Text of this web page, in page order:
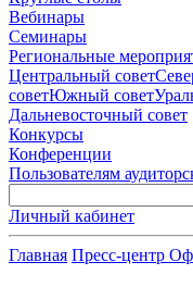
Вебинары
Семинары
Региональные
Центральный совет
советЮжный совет
Дальневосточный совет
Конкурсы
Конференции
Пользователям
Личный кабинет
Главная Пресс-центр